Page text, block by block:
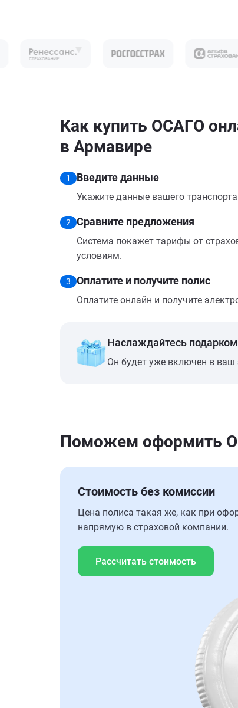
Как купить ОСАГО
в Армавире
1 Введите данные
Укажите данные вашего
2 Сравните предложения
Система покажет тарифы от
условиям.
3 Оплатите и получите полис
Оплатите онлайн и получите
Наслаждайтесь
Он будет уже включен в ваш
Поможем оформить
Стоимость без комиссии
Цена полиса такая же, как при
напрямую в страховой компании.
Рассчитать стоимость